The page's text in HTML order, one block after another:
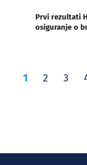
Prvi rezultati
osiguranje o
1 2 3